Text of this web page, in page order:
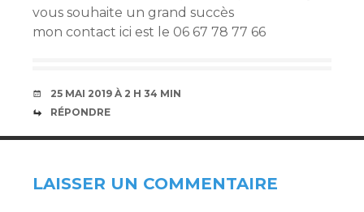
vous souhaite un grand succès
mon contact ici est le 06 67 78 77 66
25 MAI 2019 À 2 H 34 MIN
RÉPONDRE
LAISSER UN COMMENTAIRE